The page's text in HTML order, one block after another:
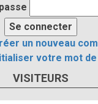
un nouveau
votre mot
VISITEURS